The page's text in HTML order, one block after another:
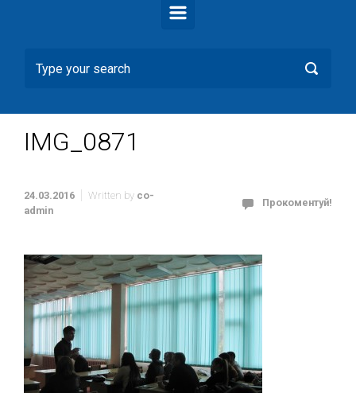
IMG_0871
24.03.2016 Written by co-
admin
Прокоментуй!